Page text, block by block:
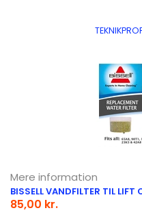
Mere information
BISSELL VANDFILTER TIL
85,00 kr.